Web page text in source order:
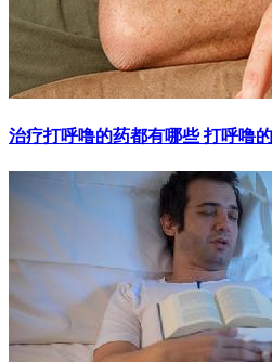
治疗打呼噜的药都有哪些 打呼噜